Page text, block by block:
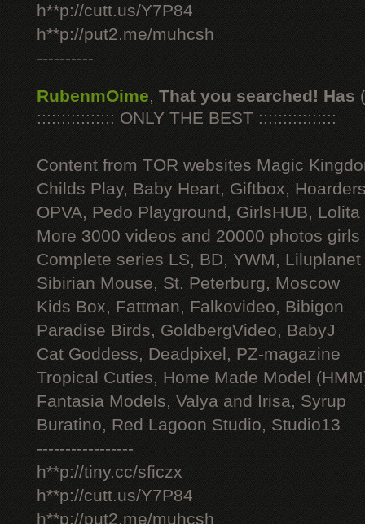
h**p://cutt.us/Y7P84
h**p://put2.me/muhcsh
----------
RubenmOime, That you searched! Has
:::::::::::::::: ONLY THE BEST ::::::::::::::::
Content from TOR websites Magic
Childs Play, Baby Heart, Giftbox,
OPVA, Pedo Playground, GirlsHUB, Lolita
More 3000 videos and 20000 photos
Complete series LS, BD, YWM, Liluplanet
Sibirian Mouse, St. Peterburg, Moscow
Kids Box, Fattman, Falkovideo, Bibigon
Paradise Birds, GoldbergVideo, BabyJ
Cat Goddess, Deadpixel, PZ-magazine
Tropical Cuties, Home Made Model
Fantasia Models, Valya and Irisa, Syrup
Buratino, Red Lagoon Studio, Studio13
-----------------
h**p://tiny.cc/sficzx
h**p://cutt.us/Y7P84
h**p://put2.me/muhcsh